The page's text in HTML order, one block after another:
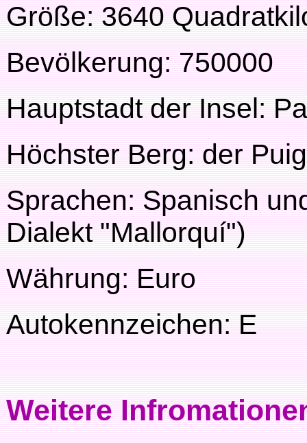
Größe: 3640
Bevölkerung: 750000
Hauptstadt der Insel:
Höchster Berg: der
Sprachen: Spanisch
Dialekt "Mallorquí")
Währung: Euro
Autokennzeichen: E
Weitere